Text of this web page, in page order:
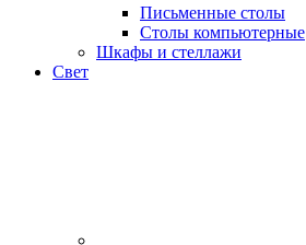
Письменные столы
Столы компьютерные
Шкафы и стеллажи
Свет